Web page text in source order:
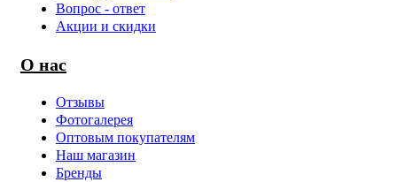
Вопрос - ответ
Акции и скидки
О нас
Отзывы
Фотогалерея
Оптовым покупателям
Наш магазин
Бренды